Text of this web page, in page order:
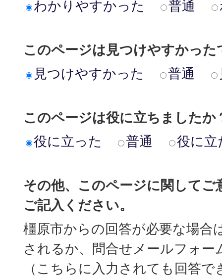
わかりやすかった
普通
このページは見つけやすかった
見つけやすかった
普通
このページは役に立ちましたか
役に立った
普通 役に立
その他、このページに関してご
ご記入ください。
橿原市からの回答が必要な場合
されるか、問合せメールフォー
（こちらに入力されても回答